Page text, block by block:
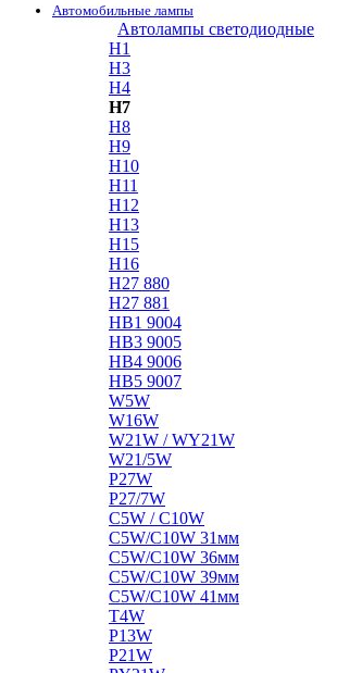
Автомобильные лампы
Автолампы светодиодные
H1
H3
H4
H7
H8
H9
H10
H11
H12
H13
H15
H16
H27 880
H27 881
HB1 9004
HB3 9005
HB4 9006
HB5 9007
W5W
W16W
W21W / WY21W
W21/5W
P27W
P27/7W
C5W / C10W
C5W/C10W 31мм
C5W/C10W 36мм
C5W/C10W 39мм
C5W/C10W 41мм
T4W
P13W
P21W